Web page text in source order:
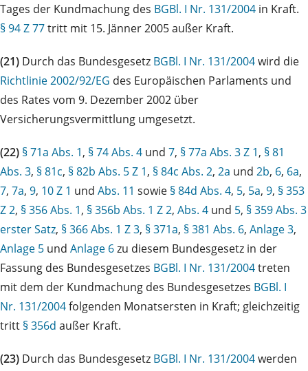
Tages der Kundmachung des BGBl. I Nr. 131/2004 in Kraft.
§ 94 Z 77tritt mit 15. Jänner 2005 außer Kraft.
(21) Durch das Bundesgesetz BGBl. I Nr. 131/2004wird die
Richtlinie 2002/92/EG des Europäischen Parlaments und
des Rates vom 9. Dezember 2002 über
Versicherungsvermittlung umgesetzt.
(22) § 71a Abs. 1, § 74 Abs. 4 und 7, § 77a Abs. 3 Z 1, § 81
Abs. 3, § 81c, § 82b Abs. 5 Z 1, § 84c Abs. 2, 2a und 2b, 6, 6a,
7, 7a, 9, 10 Z 1 und Abs. 11 sowie § 84d Abs. 4, 5, 5a, 9, § 353
Z 2, § 356 Abs. 1, § 356b Abs. 1 Z 2, Abs. 4 und 5, § 359 Abs. 3
erster Satz, § 366 Abs. 1 Z 3, § 371a, § 381 Abs. 6, Anlage 3,
Anlage 5 und Anlage 6zu diesem Bundesgesetz in der
Fassung des Bundesgesetzes BGBl. I Nr. 131/2004treten
mit dem der Kundmachung des Bundesgesetzes BGBl. I
Nr. 131/2004folgenden Monatsersten in Kraft; gleichzeitig
tritt § 356d außer Kraft.
(23) Durch das Bundesgesetz BGBl. I Nr. 131/2004werden